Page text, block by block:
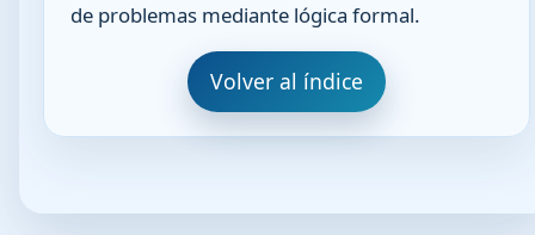
de problemas mediante lógica formal.
Volver al índice